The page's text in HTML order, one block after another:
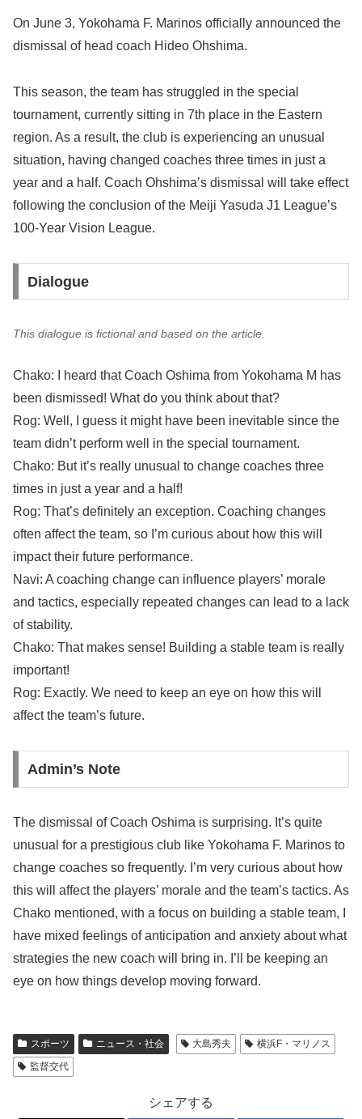
On June 3, Yokohama F. Marinos officially announced the
dismissal of head coach Hideo Ohshima.
This season, the team has struggled in the special
tournament, currently sitting in 7th place in the Eastern
region. As a result, the club is experiencing an unusual
situation, having changed coaches three times in just a
year and a half. Coach Ohshima’s dismissal will take effect
following the conclusion of the Meiji Yasuda J1 League’s
100-Year Vision League.
Dialogue
This dialogue is fictional and based on the article.
Chako: I heard that Coach Oshima from Yokohama M has
been dismissed! What do you think about that?
Rog: Well, I guess it might have been inevitable since the
team didn’t perform well in the special tournament.
Chako: But it’s really unusual to change coaches three
times in just a year and a half!
Rog: That’s definitely an exception. Coaching changes
often affect the team, so I’m curious about how this will
impact their future performance.
Navi: A coaching change can influence players’ morale
and tactics, especially repeated changes can lead to a lack
of stability.
Chako: That makes sense! Building a stable team is really
important!
Rog: Exactly. We need to keep an eye on how this will
affect the team’s future.
Admin’s Note
The dismissal of Coach Oshima is surprising. It’s quite
unusual for a prestigious club like Yokohama F. Marinos to
change coaches so frequently. I’m very curious about how
this will affect the players’ morale and the team’s tactics. As
Chako mentioned, with a focus on building a stable team, I
have mixed feelings of anticipation and anxiety about what
strategies the new coach will bring in. I’ll be keeping an
eye on how things develop moving forward.
スポーツ ニュース・社会 大島秀夫
横浜F・マリノス
監督交代
シェアする